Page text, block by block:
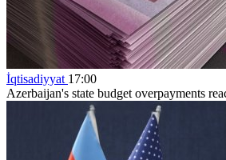
İqtisadiyyat 17:00
Azerbaijan's state budget overpayments